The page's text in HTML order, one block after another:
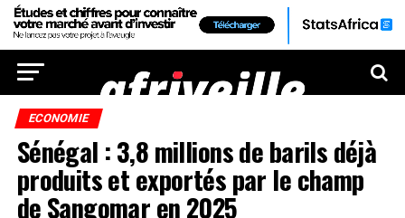
ECONOMIE
Sénégal : 3,8 millions de barils déjà
produits et exportés par le champ
de Sangomar en 2025